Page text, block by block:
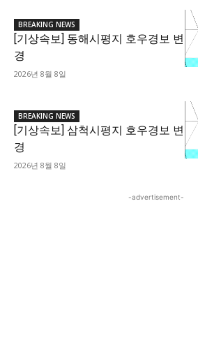
BREAKING NEWS
[기상속보] 동해시평지 호우경보 변
경
2026년 8월 8일
BREAKING NEWS
[기상속보] 삼척시평지 호우경보 변
경
2026년 8월 8일
-advertisement-